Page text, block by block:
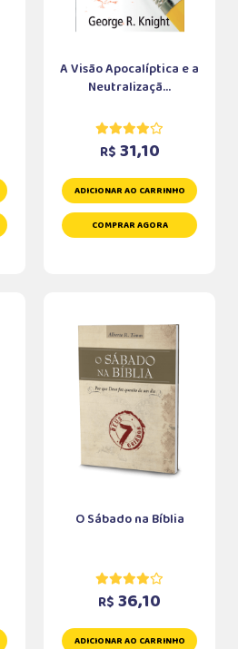
A Visão Apocalíptica e a
Neutralizaçã...
R$ 31,10
ADICIONAR AO CARRINHO
COMPRAR AGORA
O Sábado na Bíblia
R$ 36,10
ADICIONAR AO CARRINHO